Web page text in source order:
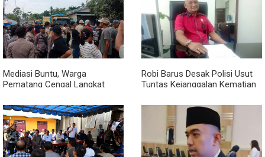
Mediasi Buntu, Warga
Pematang Cengal Langkat
Robi Barus Desak Polisi Usut
Tuntas Kejanggalan Kematian
Minta Otopsi Ulang